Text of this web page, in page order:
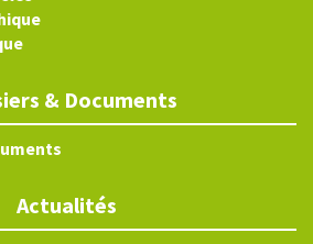
& Documents
Actualités